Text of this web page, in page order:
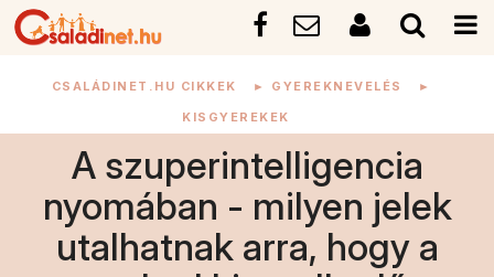
CSALÁDINET.HU CIKKEK ► GYEREKNEVELÉS ►
KISGYEREKEK
A szuperintelligencia
nyomában - milyen jelek
utalhatnak arra, hogy a